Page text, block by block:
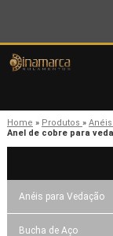
Home » Produtos »
Anel de cobre para
Anéis para Vedação
Bucha de Aço